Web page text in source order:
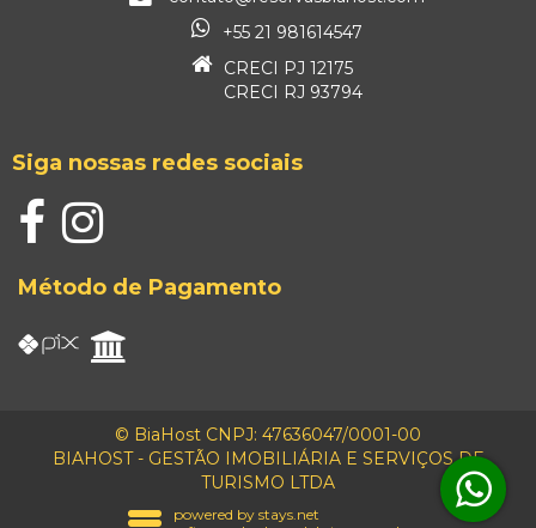
+55 21 981614547
CRECI PJ 12175
CRECI RJ 93794
Siga nossas redes sociais
Método de Pagamento
© BiaHost CNPJ: 47636047/0001-00
BIAHOST - GESTÃO IMOBILIÁRIA E SERVIÇOS DE
TURISMO LTDA
powered by stays.net